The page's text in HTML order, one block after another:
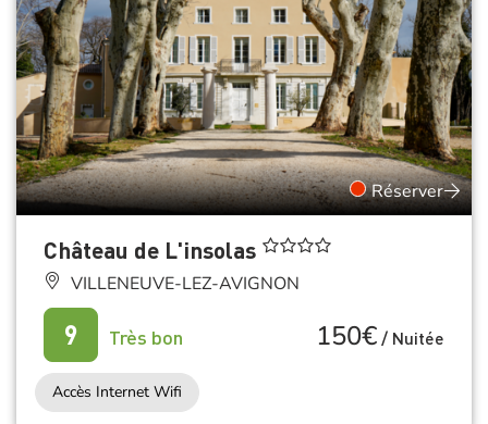
Réserver
Château de L'insolas
VILLENEUVE-LEZ-AVIGNON
9 Très bon 150€/ Nuitée
Accès Internet Wifi